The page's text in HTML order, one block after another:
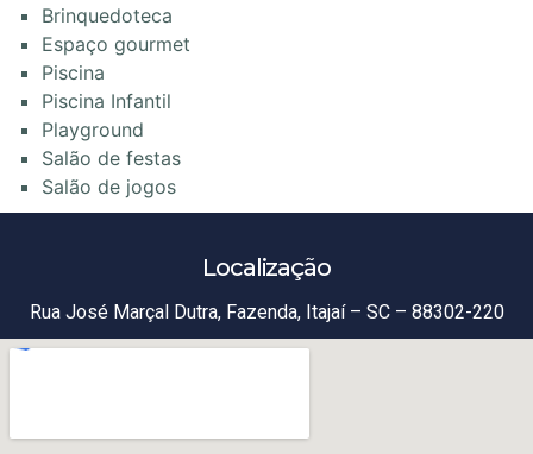
Brinquedoteca
Espaço gourmet
Piscina
Piscina Infantil
Playground
Salão de festas
Salão de jogos
Localização
Rua José Marçal Dutra, Fazenda, Itajaí – SC – 88302-220